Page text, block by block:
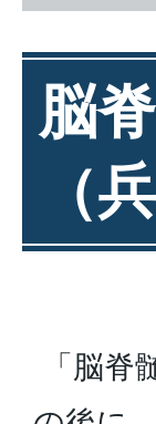
脳
（
「脳脊